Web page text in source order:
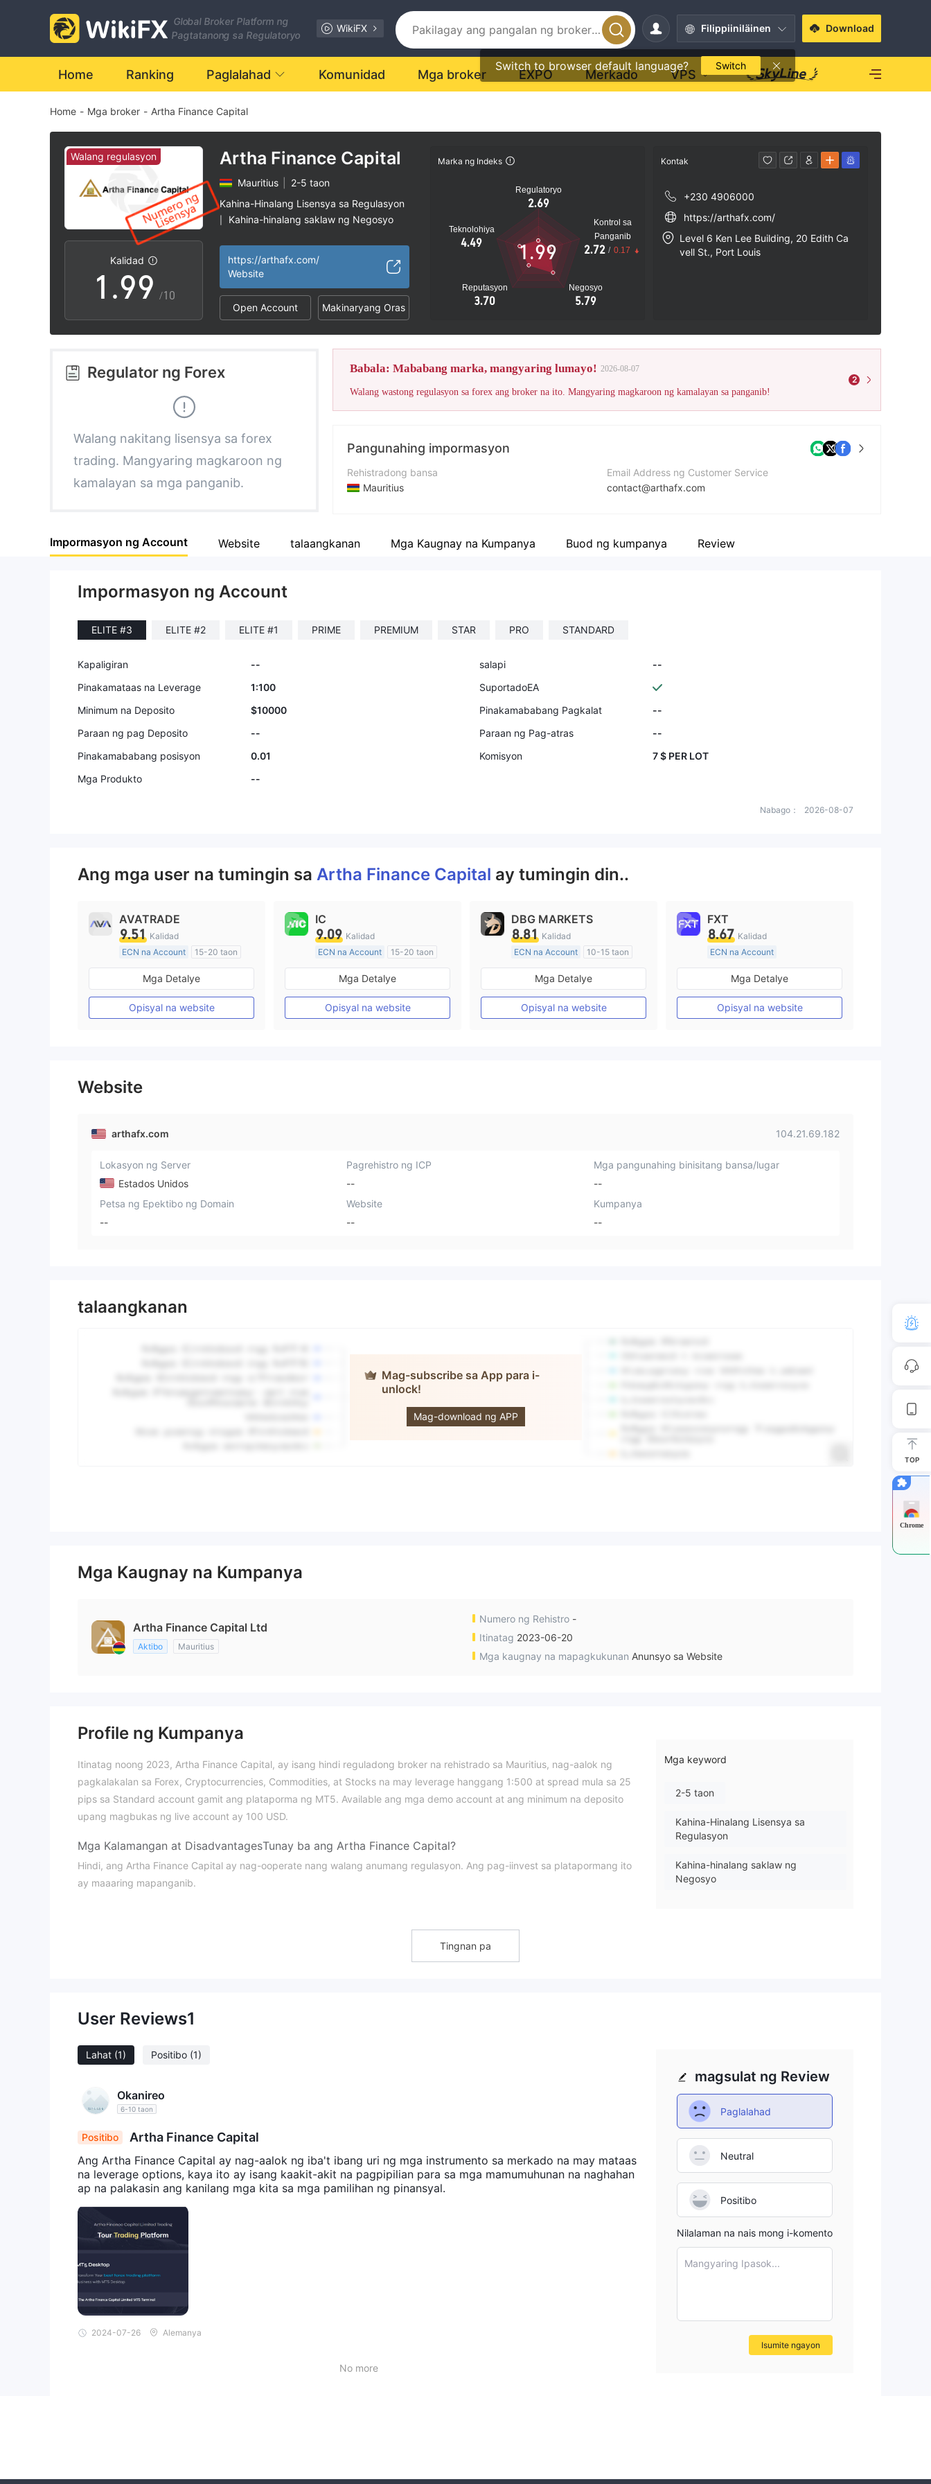
Global Broker Platform ng
Pagtatanong sa Regulatoryo
WikiFX Filippiiniläinen
Switch to browser default language? Switch
Download
Home Ranking Paglalahad Komunidad Mga broker EXPO Merkado VPS
Home - Mga broker - Artha Finance Capital
Walang regulasyon
Kalidad
0
1
2
3
5
6
8
9
.
3
4
5
6
7
8
9
3
4
5
6
7
8
9 /10
Artha Finance Capital
Mauritius
2-5 taon
Kahina-Hinalang Lisensya sa Regulasyon
Kahina-hinalang saklaw ng Negosyo
https://arthafx.com/
Website
Open Account Makinaryang Oras
Marka ng Indeks
Regulatoryo
2.69
Teknolohiya
4.49
Reputasyon
3.70
Negosyo
5.79
Kontrol sa
Panganib
2.72 / 0.17
1.99
Kontak
+230 4906000
https://arthafx.com/
Level 6 Ken Lee Building, 20 Edith Ca
vell St., Port Louis
Regulator ng Forex
Walang nakitang lisensya sa forex
trading. Mangyaring magkaroon ng
kamalayan sa mga panganib.
Babala: Mababang marka, mangyaring lumayo! 2026-08-07
Walang wastong regulasyon sa forex ang broker na ito. Mangyaring magkaroon ng kamalayan sa panganib!
2
Pangunahing impormasyon
Rehistradong bansa
Mauritius
Kumpanya
Email Address ng Customer Service
contact@arthafx.com
Website ng kumpanya
Impormasyon ng Account Website talaangkanan Mga Kaugnay na Kumpanya Buod ng kumpanya Review
Impormasyon ng Account
ELITE #3 ELITE #2 ELITE #1 PRIME PREMIUM STAR PRO STANDARD
Kapaligiran -- salapi
--
Pinakamataas na Leverage
1:100
SuportadoEA
Minimum na Deposito
$10000 Pinakamababang Pagkalat
--
Paraan ng pag Deposito
-- Paraan ng Pag-atras
--
Pinakamababang posisyon
0.01 Komisyon
7 $ PER LOT
Mga Produkto
--
Nabago： 2026-08-07
Ang mga user na tumingin sa Artha Finance Capital ay tumingin din..
AVATRADE
9.51 Kalidad
ECN na Account
15-20 taon
Kinokontrol sa Australia
Paggawa ng Market (MM)
Pangunahing label na MT4
Mga Detalye
Opisyal na website
IC
9.09 Kalidad
ECN na Account
15-20 taon
Kinokontrol sa Australia
Paggawa ng Market (MM)
Pangunahing label na MT4
Mga Detalye
Opisyal na website
DBG MARKETS
8.81 Kalidad
ECN na Account
10-15 taon
Kinokontrol sa Australia
Paggawa ng Market (MM)
Pangunahing label na MT4
Mga Detalye
Opisyal na website
FXT
8.67 Kalidad
ECN na Account
20 Taon Pataas
Kinokontrol sa Australia
Paggawa ng Market (MM)
Pangunahing label na MT4
Mga Detalye
Opisyal na website
Website
arthafx.com 104.21.69.182
Lokasyon ng Server
Estados Unidos
Pagrehistro ng ICP
--
Mga pangunahing binisitang bansa/lugar
--
Petsa ng Epektibo ng Domain
--
Website
--
Kumpanya
--
talaangkanan
Mag-subscribe sa App para i-
unlock!
Mag-download ng APP
Capital
Mga Kaugnay na Kumpanya
Artha Finance Capital Ltd
Aktibo Mauritius
Numero ng Rehistro -
Itinatag 2023-06-20
Mga kaugnay na mapagkukunan Anunsyo sa Website
Profile ng Kumpanya
Itinatag noong 2023, Artha Finance Capital, ay isang hindi reguladong broker na rehistrado sa Mauritius, nag-aalok ng
pagkalakalan sa Forex, Cryptocurrencies, Commodities, at Stocks na may leverage hanggang 1:500 at spread mula sa 25
pips sa Standard account gamit ang plataporma ng MT5. Available ang mga demo account at ang minimum na deposito
upang magbukas ng live account ay 100 USD.
Mga Kalamangan at DisadvantagesTunay ba ang Artha Finance Capital?
Hindi, ang Artha Finance Capital ay nag-ooperate nang walang anumang regulasyon. Ang pag-iinvest sa platapormang ito
ay maaaring mapanganib.
Artha Finance Capital nagbibigay ng iba't ibang uri ng mga account na naayon sa mga pangangailangan ng iba't ibang
Elite
Mga keyword
2-5 taon
Kahina-Hinalang Lisensya sa
Regulasyon
Kahina-hinalang saklaw ng
Negosyo
Tingnan pa
User Reviews1
Lahat (1) Positibo (1)
Okanireo
6-10 taon
Positibo Artha Finance Capital
Ang Artha Finance Capital ay nag-aalok ng iba't ibang uri ng mga instrumento sa merkado na may mataas
na leverage options, kaya ito ay isang kaakit-akit na pagpipilian para sa mga mamumuhunan na naghahan
ap na palakasin ang kanilang mga kita sa mga pamilihan ng pinansyal.
2024-07-26 Alemanya
No more
magsulat ng Review
Paglalahad
Neutral
Positibo
Nilalaman na nais mong i-komento
Mangyaring Ipasok...
Isumite ngayon
TOP
Chrome